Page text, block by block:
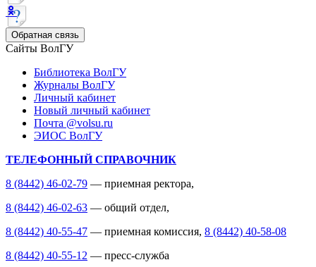
Обратная связь
Сайты ВолГУ
Библиотека ВолГУ
Журналы ВолГУ
Личный кабинет
Новый личный кабинет
Почта @volsu.ru
ЭИОС ВолГУ
ТЕЛЕФОННЫЙ СПРАВОЧНИК
8 (8442) 46-02-79 — приемная ректора,
8 (8442) 46-02-63 — общий отдел,
8 (8442) 40-55-47 — приемная комиссия, 8 (8442) 40-58-08
8 (8442) 40-55-12 — пресс-служба